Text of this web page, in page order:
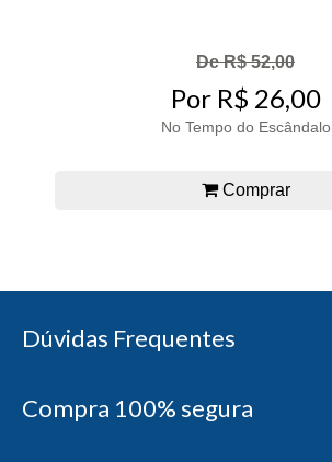
De R$ 52,00
Por R$ 26,00
No Tempo do Escândalo
Comprar
Dúvidas Frequentes
Compra 100% segura